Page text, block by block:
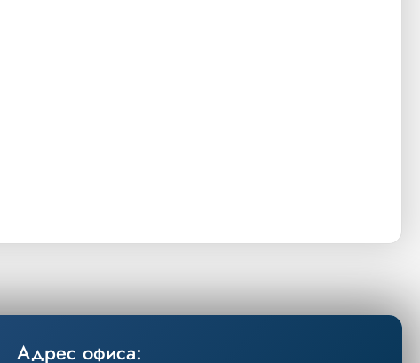
Адрес офиса: